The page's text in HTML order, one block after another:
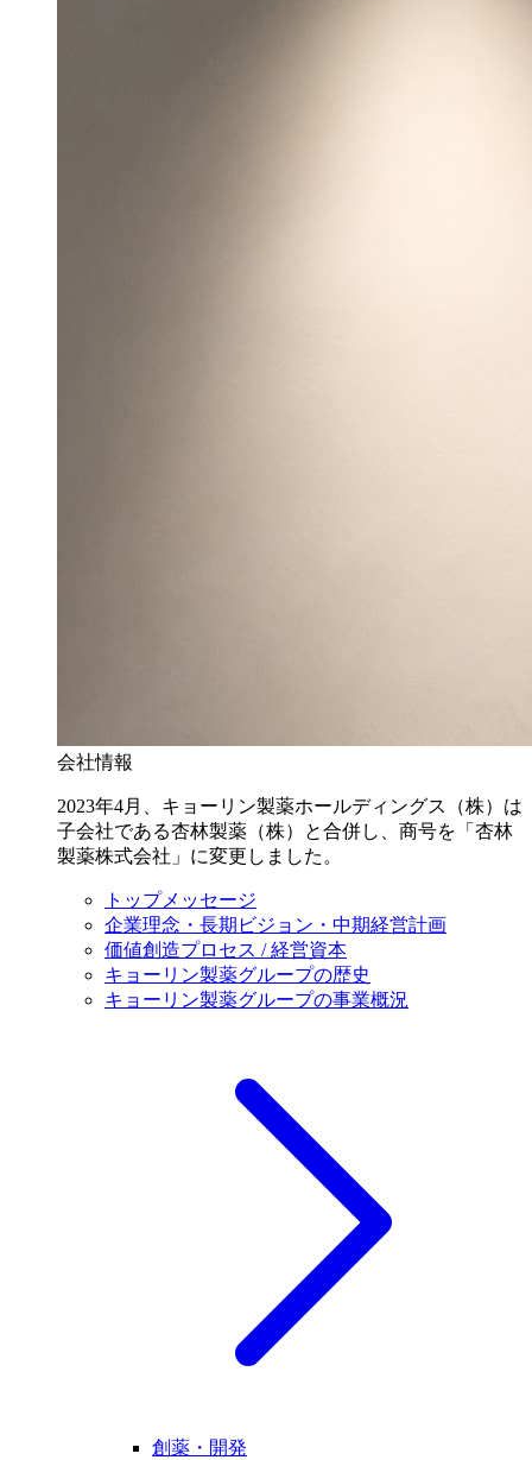
会社情報
2023年4月、キョーリン製薬ホールディングス（株）は
子会社である杏林製薬（株）と合併し、商号を「杏林
製薬株式会社」に変更しました。
トップメッセージ
企業理念・長期ビジョン・中期経営計画
価値創造プロセス / 経営資本
キョーリン製薬グループの歴史
キョーリン製薬グループの事業概況
創薬・開発